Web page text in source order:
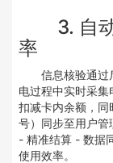
3. 自
率
信息核验通过
电过程中实时采
扣减卡内余额，
号）同步至用户
- 精准结算 - 数据
使用效率。